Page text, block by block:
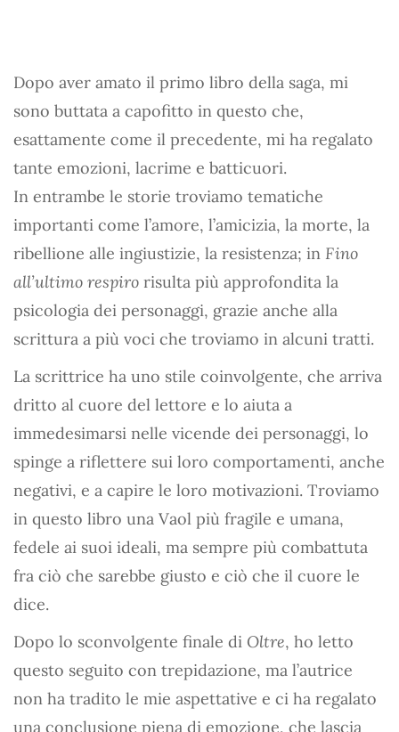
Dopo aver amato il primo libro della saga, mi
sono buttata a capofitto in questo che,
esattamente come il precedente, mi ha regalato
tante emozioni, lacrime e batticuori.
In entrambe le storie troviamo tematiche
importanti come l’amore, l’amicizia, la morte, la
ribellione alle ingiustizie, la resistenza; in Fino
all’ultimo respiro risulta più approfondita la
psicologia dei personaggi, grazie anche alla
scrittura a più voci che troviamo in alcuni tratti.
La scrittrice ha uno stile coinvolgente, che arriva
dritto al cuore del lettore e lo aiuta a
immedesimarsi nelle vicende dei personaggi, lo
spinge a riflettere sui loro comportamenti, anche
negativi, e a capire le loro motivazioni. Troviamo
in questo libro una Vaol più fragile e umana,
fedele ai suoi ideali, ma sempre più combattuta
fra ciò che sarebbe giusto e ciò che il cuore le
dice.
Dopo lo sconvolgente finale di Oltre, ho letto
questo seguito con trepidazione, ma l’autrice
non ha tradito le mie aspettative e ci ha regalato
una conclusione piena di emozione, che lascia